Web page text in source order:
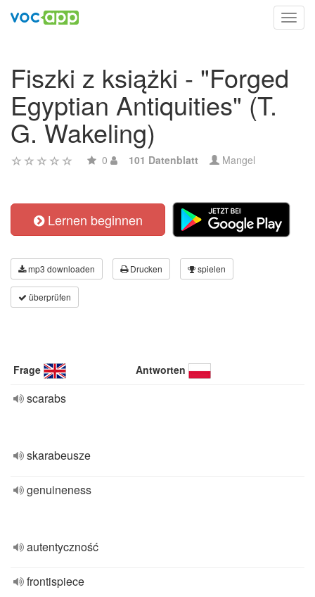
Fiszki z książki - "Forged
Egyptian Antiquities" (T.
G. Wakeling)
0 101 Datenblatt Mangel
Lernen beginnen
mp3 downloaden Drucken spielen
überprüfen
Frage Antworten
scarabs
skarabeusze
genuineness
autentyczność
frontispiece